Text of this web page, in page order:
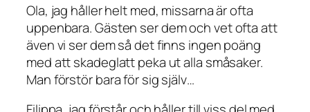
Ola, jag håller helt med, missarna är ofta
uppenbara. Gästen ser dem och vet ofta att
även vi ser dem så det finns ingen poäng
med att skadeglatt peka ut alla småsaker.
Man förstör bara för sig själv…